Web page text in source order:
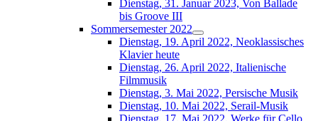
Dienstag, 31. Januar 2023, Von Ballade
bis Groove III
Sommersemester 2022
Dienstag, 19. April 2022, Neoklassisches
Klavier heute
Dienstag, 26. April 2022, Italienische
Filmmusik
Dienstag, 3. Mai 2022, Persische Musik
Dienstag, 10. Mai 2022, Serail-Musik
Dienstag, 17. Mai 2022, Werke für Cello